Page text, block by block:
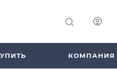
КОМПАНИЯ